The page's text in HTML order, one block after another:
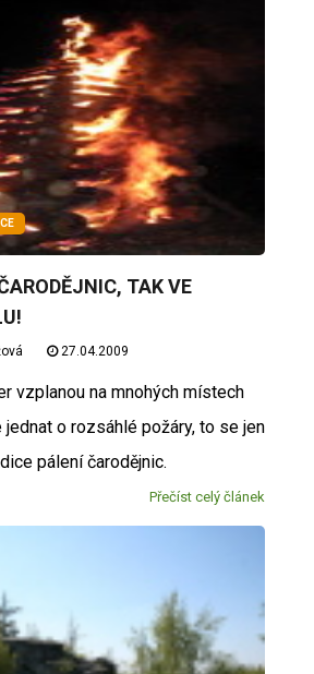
TAK VE
27.04.2009
vzplanou na mnohých místech
jednat o rozsáhlé požáry, to se jen
pálení čarodějnic.
Přečíst celý článek